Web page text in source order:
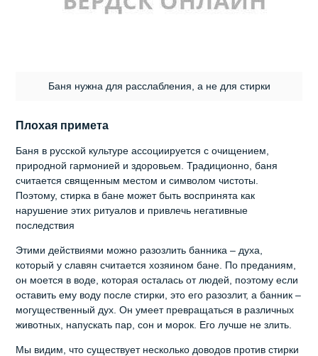
Баня нужна для расслабления, а не для стирки
Плохая примета
Баня в русской культуре ассоциируется с очищением,
природной гармонией и здоровьем. Традиционно, баня
считается священным местом и символом чистоты.
Поэтому, стирка в бане может быть воспринята как
нарушение этих ритуалов и привлечь негативные
последствия
Этими действиями можно разозлить банника – духа,
который у славян считается хозяином бане. По преданиям,
он моется в воде, которая осталась от людей, поэтому если
оставить ему воду после стирки, это его разозлит, а банник –
могущественный дух. Он умеет превращаться в различных
животных, напускать пар, сон и морок. Его лучше не злить.
Мы видим, что существует несколько доводов против стирки